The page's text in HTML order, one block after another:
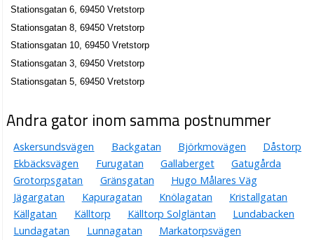
Stationsgatan 6, 69450 Vretstorp
Stationsgatan 8, 69450 Vretstorp
Stationsgatan 10, 69450 Vretstorp
Stationsgatan 3, 69450 Vretstorp
Stationsgatan 5, 69450 Vretstorp
Andra gator inom samma postnummer
Askersundsvägen Backgatan Björkmovägen
Dåstorp
Ekbäcksvägen
Furugatan Gallaberget
Gatugårda
Grotorpsgatan
Gränsgatan
Hugo Målares Väg
Jägargatan
Kapuragatan Knölagatan
Kristallgatan
Källgatan
Källtorp Källtorp Solgläntan
Lundabacken
Lundagatan
Lunnagatan
Markatorpsvägen